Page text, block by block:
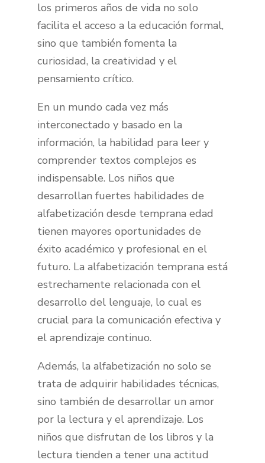
los primeros años de vida no solo
facilita el acceso a la educación formal,
sino que también fomenta la
curiosidad, la creatividad y el
pensamiento crítico.
En un mundo cada vez más
interconectado y basado en la
información, la habilidad para leer y
comprender textos complejos es
indispensable. Los niños que
desarrollan fuertes habilidades de
alfabetización desde temprana edad
tienen mayores oportunidades de
éxito académico y profesional en el
futuro. La alfabetización temprana está
estrechamente relacionada con el
desarrollo del lenguaje, lo cual es
crucial para la comunicación efectiva y
el aprendizaje continuo.
Además, la alfabetización no solo se
trata de adquirir habilidades técnicas,
sino también de desarrollar un amor
por la lectura y el aprendizaje. Los
niños que disfrutan de los libros y la
lectura tienden a tener una actitud